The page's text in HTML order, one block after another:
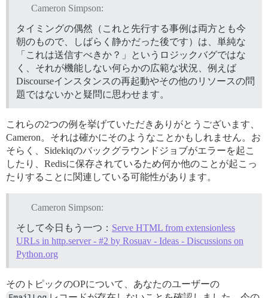
Cameron Simpson:
タイミングの偶然（これと先行する事例は両方とも今
朝のもので、しばらく静かだった後です）は、単純な
「これは送信すべきか？」というロジックバグではな
く、それが機能しない何らかの広範な状況、例えば
Discourseインスタンスの再起動やその他のリソースの問
題ではないかと疑問に思わせます。
これらの2つの例を挙げていただきありがとうございます、
Cameron。それは確かにそのようなことかもしれません。お
そらく、Sidekiqのバックグラウンドジョブがエラーを起こ
したり、Redisに保存されているため何か他のことが起こっ
たりすることに関連している可能性があります。
Cameron Simpson:
そして今日もう一つ： Serve HTML from extensionless
URLs in http.server - #2 by Rosuav - Ideas - Discussions on
Python.org
そのトピックのOPについて、あなたのユーザーの